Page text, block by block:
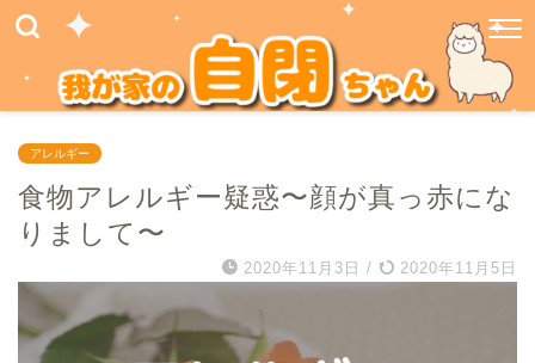
アレルギー
食物アレルギー疑惑〜顔が真っ赤にな
りまして〜
2020年11月3日 / 2020年11月5日